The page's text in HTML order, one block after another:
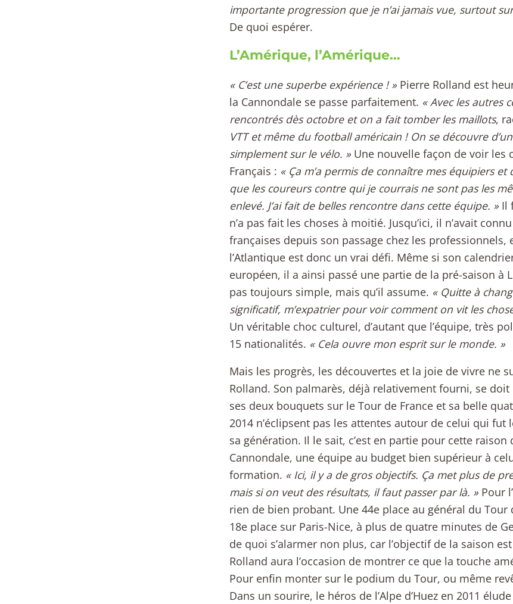
importante progression que je n’ai jamais vue, surtout
De quoi espérer.
L’Amérique, l’Amérique…
« C’est une superbe expérience ! »Pierre Rolland est
la Cannondale se passe parfaitement. « Avec les autres
rencontrés dès octobre et on a fait tomber les maillots,
VTT et même du football américain ! On se découvre
simplement sur le vélo. »Une nouvelle façon de voir les
Français : « Ça m’a permis de connaître mes équipiers
que les coureurs contre qui je courrais ne sont pas les
enlevé. J’ai fait de belles rencontre dans cette équipe. »Il
n’a pas fait les choses à moitié. Jusqu’ici, il n’avait
françaises depuis son passage chez les professionnels,
l’Atlantique est donc un vrai défi. Même si son
européen, il a ainsi passé une partie de la pré-saison à
pas toujours simple, mais qu’il assume. « Quitte à
significatif, m’expatrier pour voir comment on vit les
Un véritable choc culturel, d’autant que l’équipe, très
15 nationalités. « Cela ouvre mon esprit sur le monde. »
Mais les progrès, les découvertes et la joie de vivre ne
Rolland. Son palmarès, déjà relativement fourni, se doit
ses deux bouquets sur le Tour de France et sa belle
2014 n’éclipsent pas les attentes autour de celui qui fut
sa génération. Il le sait, c’est en partie pour cette raison
Cannondale, une équipe au budget bien supérieur à
formation. « Ici, il y a de gros objectifs. Ça met plus de
mais si on veut des résultats, il faut passer par là. »Pour
rien de bien probant. Une 44e place au général du Tour
18e place sur Paris-Nice, à plus de quatre minutes de
de quoi s’alarmer non plus, car l’objectif de la saison
Rolland aura l’occasion de montrer ce que la touche
Pour enfin monter sur le podium du Tour, ou même
Dans un sourire, le héros de l’Alpe d’Huez en 2011